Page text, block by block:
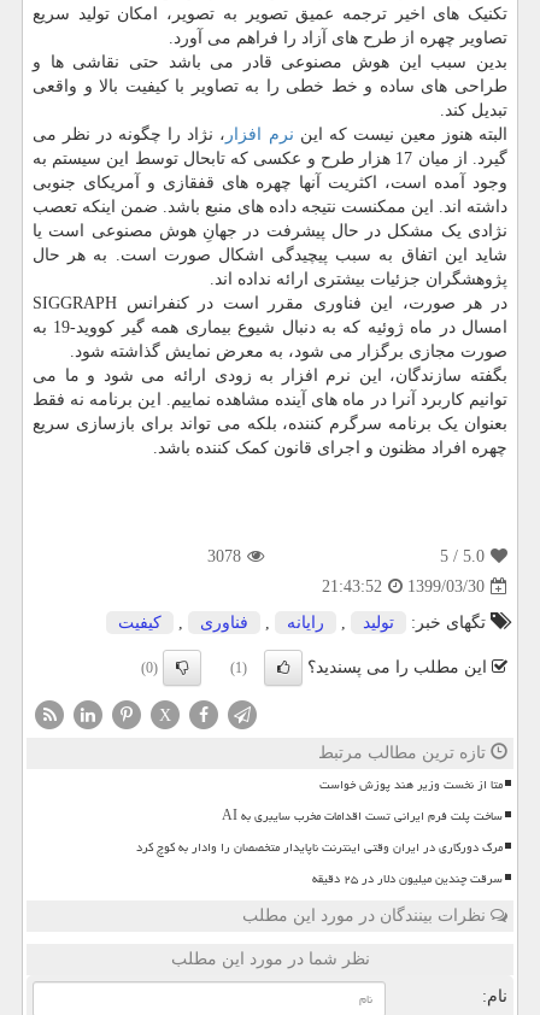
تکنیک های اخیر ترجمه عمیق تصویر به تصویر، امکان تولید سریع
تصاویر چهره از طرح های آزاد را فراهم می آورد.
بدین سبب این هوش مصنوعی قادر می باشد حتی نقاشی ها و
طراحی های ساده و خط خطی را به تصاویر با کیفیت بالا و واقعی
تبدیل کند.
البته هنوز معین نیست که این نرم افزار ، نژاد را چگونه در نظر می
گیرد. از میان 17 هزار طرح و عکسی که تابحال توسط این سیستم به
وجود آمده است، اکثریت آنها چهره های قفقازی و آمریکای جنوبی
داشته اند. این ممکنست نتیجه داده های منبع باشد. ضمن اینکه تعصب
نژادی یک مشکل در حال پیشرفت در جهانِ هوش مصنوعی است یا
شاید این اتفاق به سبب پیچیدگی اشکال صورت است. به هر حال
پژوهشگران جزئیات بیشتری ارائه نداده اند.
در هر صورت، این فناوری مقرر است در کنفرانس SIGGRAPH
امسال در ماه ژوئیه که به دنبال شیوع بیماری همه گیر کووید-19 به
صورت مجازی برگزار می شود، به معرض نمایش گذاشته شود.
بگفته سازندگان، این نرم افزار به زودی ارائه می شود و ما می
توانیم کاربرد آنرا در ماه های آینده مشاهده نماییم. این برنامه نه فقط
بعنوان یک برنامه سرگرم کننده، بلکه می تواند برای بازسازی سریع
چهره افراد مظنون و اجرای قانون کمک کننده باشد.
5.0
/ 5
3078
1399/03/30
21:43:52
تگهای خبر:
تولید , رایانه , فناوری , كیفیت
این مطلب را می پسندید؟ (1)
(0)
X
تازه ترین مطالب مرتبط
متا از نخست وزیر هند پوزش خواست
ساخت پلت فرم ایرانی تست اقدامات مخرب سایبری به AI
مرگ دورکاری در ایران وقتی اینترنت ناپایدار متخصصان را وادار به کوچ کرد
سرقت چندین میلیون دلار در ۲۵ دقیقه
نظرات بینندگان در مورد این مطلب
نظر شما در مورد این مطلب
نام: